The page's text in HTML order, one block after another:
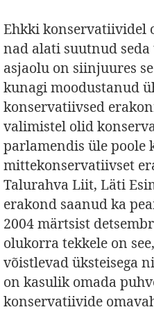
Ehkki konservatiividel
nad alati suutnud
asjaolu on siinjuures
kunagi moodustanud
konservatiivsed
valimistel olid
parlamendis üle poole
mittekonservatiivset
Talurahva Liit, Läti
erakond saanud ka
2004 märtsist
olukorra tekkele on
võistlevad üksteisega
on kasulik omada
konservatiivide